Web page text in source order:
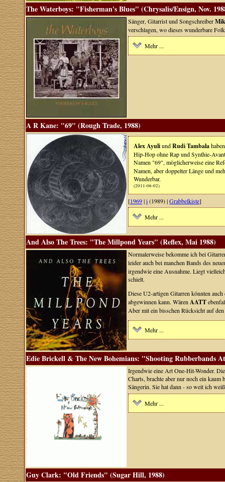
The Waterboys: "Fisherman's Blues" (Chrysalis/Ensign, Nov.
Sänger, Gitarrist und Songschreiber
verschlagen, wo dieses wunderbare
Mehr ...
A R Kane: "69" (Rough Trade, 1988)
Alex AyuliundRudi Tambala
Hip-Hop ohne Rap und Synthie-
Namen "69", möglicherweise eine
Namen, aber doppelter Länge und
Wunderbar.
(2011-06-02)
[1969|i(1989) |Grabbelkiste]
Mehr ...
And Also The Trees: "The Millpond Years" (Reflex, Mai 1988)
Normalerweise bekomme ich bei
leider auch bei manchen Bands des
irgendwie eine Ausnahme. Liegt
schielt.
Diese U2-artigen Gitarren könnten
abgewinnen kann. Wären AATT
Aber mit ein bisschen Rücksicht auf
Mehr ...
Edie Brickell & The New Bohemians: "Shooting Rubberbands
Irgendwie eine Art One-Hit-Wonder.
Charts, brachte aber nur noch ein kaum
Sängerin. Sie hat dann - so weit ich
Mehr ...
Guy Clark: "Old Friends" (Sugar Hill, 1988)